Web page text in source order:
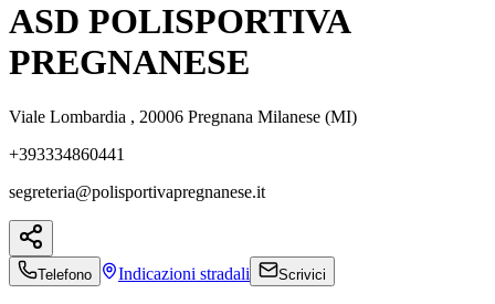
ASD POLISPORTIVA
PREGNANESE
Viale Lombardia , 20006 Pregnana Milanese (MI)
+393334860441
segreteria@polisportivapregnanese.it
Telefono Indicazioni stradali Scrivici